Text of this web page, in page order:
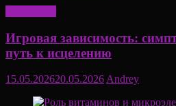
Игровая зависимость:
путь к исцелению
15.05.202620.05.2026 Andrey